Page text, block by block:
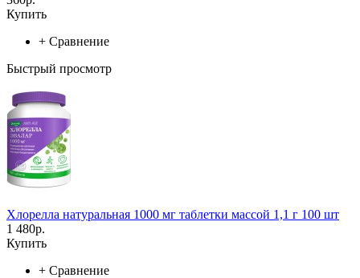
Купить
+ Сравнение
Быстрый просмотр
Хлорелла натуральная 1000 мг таблетки массой 1,1 г 100 шт
1 480р.
Купить
+ Сравнение